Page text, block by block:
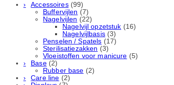
Accessoires (99)
Buffervijlen (7)
Nagelvijlen (22)
Nagelvijl opzetstuk (16)
Nagelvijlbasis (3)
Penselen / Spatels (17)
Sterilisatiezakken (3)
Vloeistoffen voor manicure (5)
Base (2)
Rubber basе (2)
Care line (2)